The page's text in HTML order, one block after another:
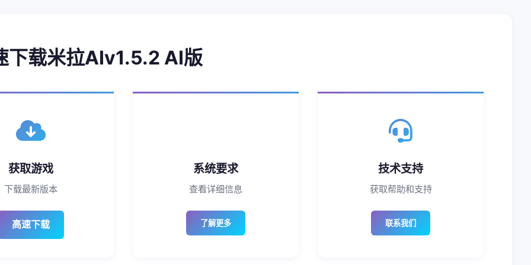
下载米拉AIv1.5.2 AI版
获取游戏
下载最新版本
高速下载
系统要求
查看详细信息
了解更多
技术支持
获取帮助和支持
联系我们